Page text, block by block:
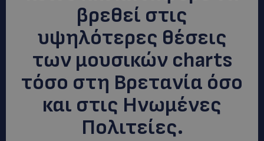
βρεθεί στις
υψηλότερες θέσεις
των μουσικών charts
τόσο στη Βρετανία όσο
και στις Ηνωμένες
Πολιτείες.